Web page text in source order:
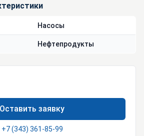
Насосы
Нефтепродукты
Оставить заявку
+7 (343) 361-85-99